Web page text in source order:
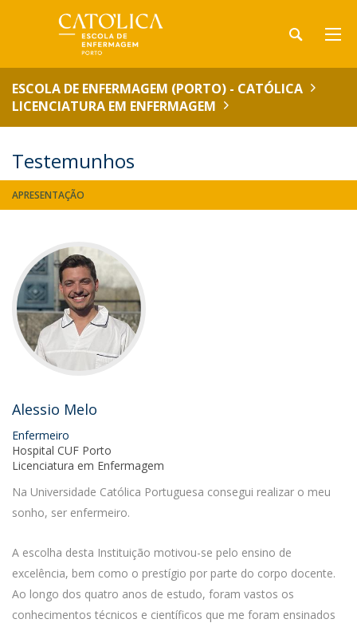
ESCOLA DE ENFERMAGEM (PORTO) - CATÓLICA
LICENCIATURA EM ENFERMAGEM
Testemunhos
APRESENTAÇÃO
Alessio Melo
Enfermeiro
Hospital CUF Porto
Licenciatura em Enfermagem
Na Universidade Católica Portuguesa consegui realizar o meu
sonho, ser enfermeiro.
A escolha desta Instituição motivou-se pelo ensino de
excelência, bem como o prestígio por parte do corpo docente.
Ao longo dos quatro anos de estudo, foram vastos os
conhecimentos técnicos e científicos que me foram ensinados